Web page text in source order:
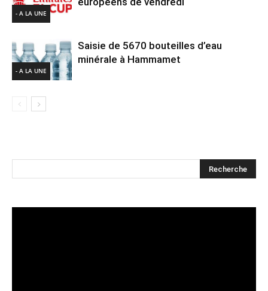
- A LA UNE
- A LA UNE
Saisie de 5670 bouteilles d’eau
minérale à Hammamet